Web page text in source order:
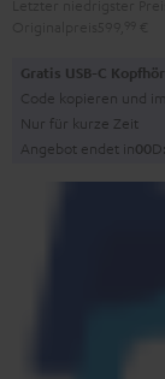
Gratis USB-C
Code kopieren und
Nur für kurze Zeit
Angebot endet in00D: